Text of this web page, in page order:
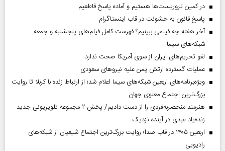
در کمین تروریست‌ها هستیم و آماده پاسخ قاطعیم
پاسخ قانون به خشونت در قاب اینستاگرام
آخر هفته چه فیلمی ببینیم؟ فهرست کامل فیلم‌های پنجشنبه و جمعه
شبکه‌های سیما
لغو تحریم‌های ایران از سوی آمریکا صحت ندارد
عملیات گسترده ارتش یمن علیه نیروهای سعودی
ویژه‌برنامه‌های اربعین شبکه‌های سیما اعلام شد؛ از ارتباط زنده با کربلا تا روایت
بزرگ‌ترین اجتماع معنوی جهان
هنرمند منحصر‌به‌فردی را از دست دادیم/ پخش ۲ مجموعه تلویزیونی جدید
زنده‌یاد عبدی در آینده نزدیک
اربعین ۱۴۰۵ در قاب صدا؛ روایت بزرگ‌ترین اجتماع شیعیان از شبکه‌های
رادیویی